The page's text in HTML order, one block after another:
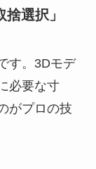
選択」
す。3Dモデ
必要な寸
がプロの技